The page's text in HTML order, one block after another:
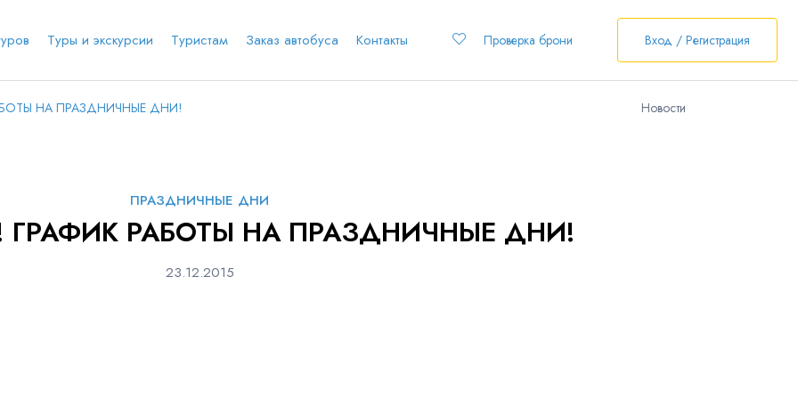
Туры и экскурсии Туристам Заказ автобуса Контакты Проверка брони Вход / Регистрация
НА ПРАЗДНИЧНЫЕ ДНИ! Новости
ПРАЗДНИЧНЫЕ ДНИ
РАБОТЫ НА ПРАЗДНИЧНЫЕ ДНИ!
23.12.2015
данныхи ознакомленс политикой компании в
отношении обработки персональных данных
Whatsapp Телеграм